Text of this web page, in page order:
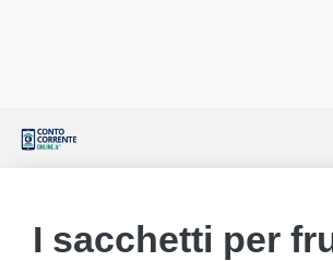
I sacchetti per